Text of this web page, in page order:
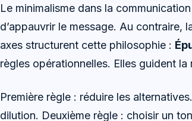
Le minimalisme dans la
d’appauvrir le message. Au contraire,
axes structurent cette philosophie :
règles opérationnelles. Elles guident
Première règle : réduire les
dilution. Deuxième règle : choisir un